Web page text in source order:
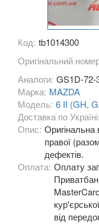
MASERATI
MAZDA
2 III (DE)
2 IV (DJ)
2 IV Hybrid (KB)
3 I (BK12,
3 MPS I (BK14)
3 II (BL)
Код: tb1014300
Оригінальний
Аналоги: GS1D-72-
Марка: MAZDA
Модель: 6 II (GH,
Доставка по Україні:
Опис: Оригінальна
правої
дефектів.
Оплата: Оплату
від